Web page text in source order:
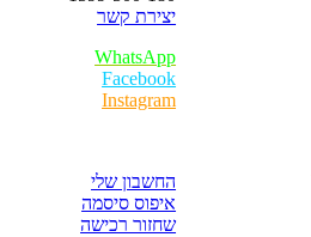
יצירת קשר
WhatsApp
Facebook
Instagram
החשבון שלי
איפוס סיסמה
שחזור רכישה